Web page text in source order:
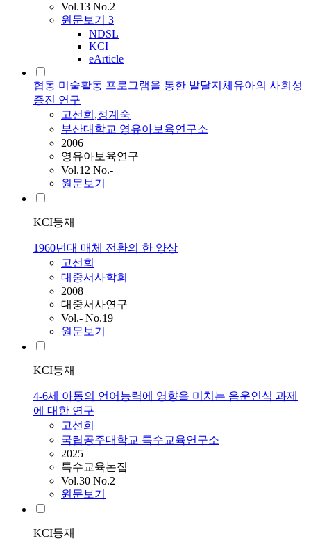
Vol.13 No.2
원문보기 3
NDSL
KCI
eArticle
협동 미술활동 프로그램을 통한 발달지체유아의 사회성
증진 연구
고선희 ,정계숙
부산대학교 영유아보육연구소
2006
영유아보육연구
Vol.12 No.-
원문보기
KCI등재
1960년대 매체 전환의 한 양상
고선희
대중서사학회
2008
대중서사연구
Vol.- No.19
원문보기
KCI등재
4-6세 아동의 언어능력에 영향을 미치는 음운인식 과제
에 대한 연구
고선희
국립공주대학교 특수교육연구소
2025
특수교육논집
Vol.30 No.2
원문보기
KCI등재